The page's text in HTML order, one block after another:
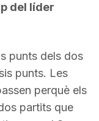
del líder
punts dels dos
punts. Les
perquè els
partits que